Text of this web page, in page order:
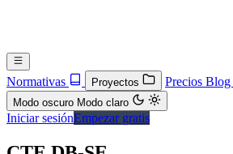
Normativas Proyectos Precios Blog
Modo oscuro Modo claro
Iniciar sesiónEmpezar gratis